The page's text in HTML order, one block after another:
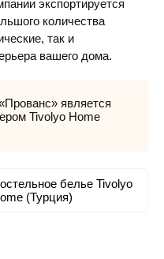
экспортируется
количества
так и
вашего дома.
является
Tivolyo Home
белье Tivolyo
(Турция)